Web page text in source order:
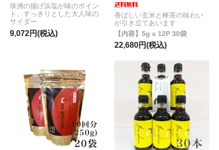
珠洲の揚げ浜塩が味のポイン
ト。すっきりとした大人味の
サイダー
9,072円(税込)
香ばしい玄米と棒茶の味わい
が引き立てあいます
5g x 12P 30袋
22,680円(税込)